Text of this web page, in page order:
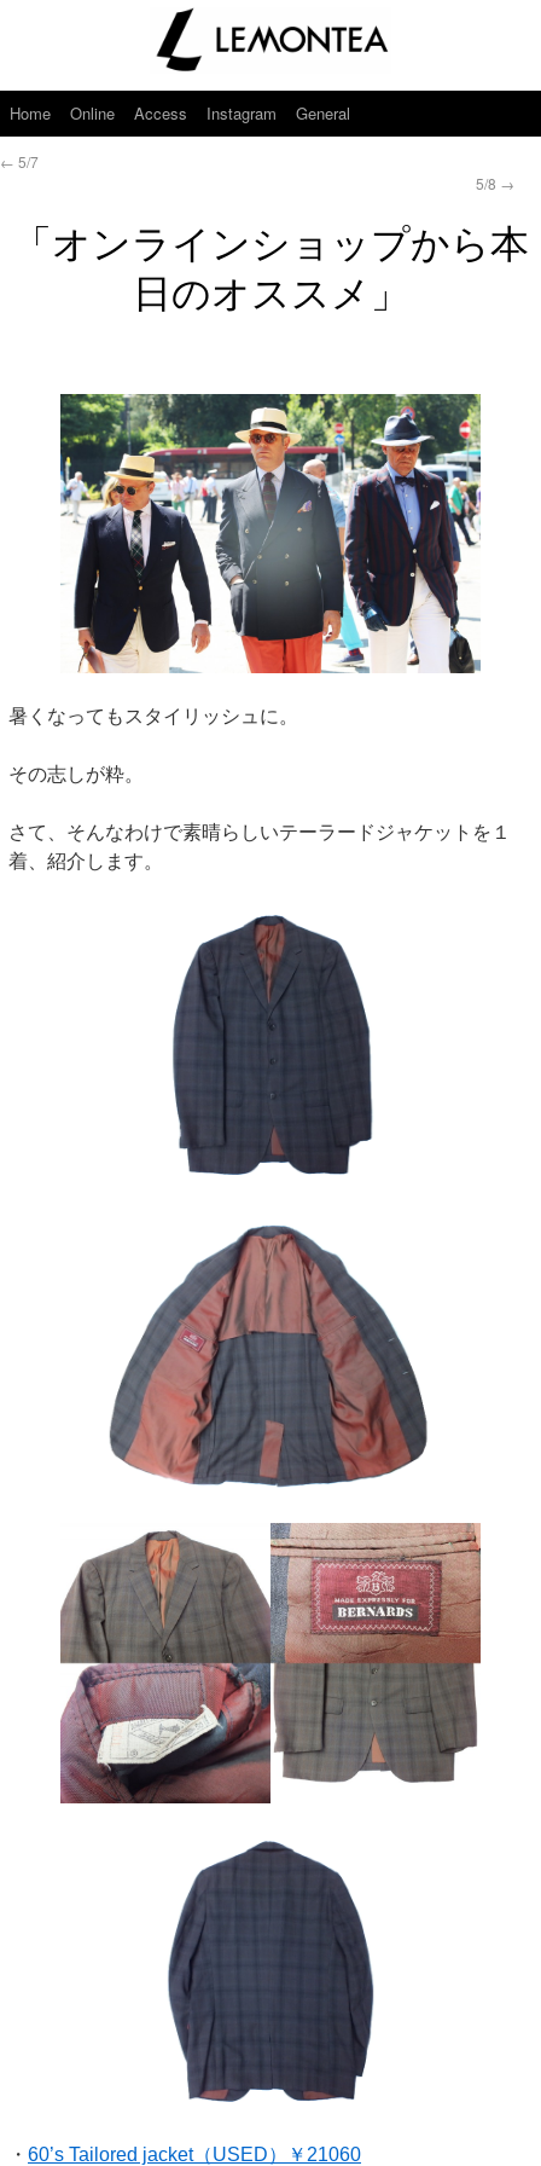
Home Online Access Instagram General
← 5/7
5/8 →
「オンラインショップから本
日のオススメ」
暑くなってもスタイリッシュに。
その志しが粋。
さて、そんなわけで素晴らしいテーラードジャケットを１
着、紹介します。
・ 60’s Tailored jacket（USED）￥21060